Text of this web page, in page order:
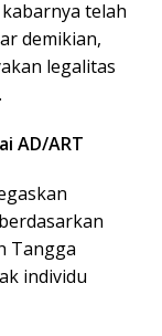
telah
demikian,
legalitas
AD/ART
Tangga
individu